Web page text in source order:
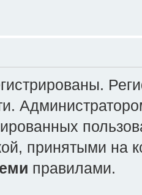
принятыми
правилами.